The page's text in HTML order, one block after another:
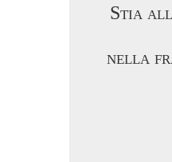
Stia
nella